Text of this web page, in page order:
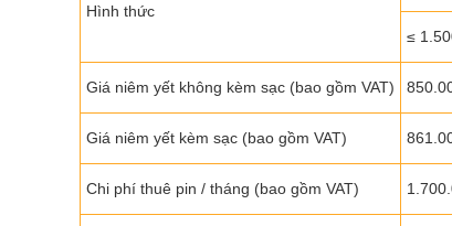
Hình thức
≤
Giá niêm yết không kèm sạc (bao gồm VAT)
Giá niêm yết kèm sạc (bao gồm VAT)
Chi phí thuê pin / tháng (bao gồm VAT)